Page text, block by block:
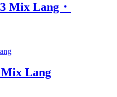
Mix Lang・
Mix Lang